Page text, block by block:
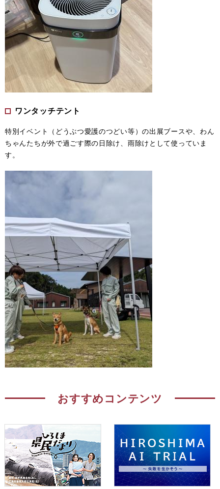
ワンタッチテント
特別イベント（どうぶつ愛護のつどい等）の出展ブースや、わん
ちゃんたちが外で過ごす際の日除け、雨除けとして使っていま
す。
おすすめコンテンツ